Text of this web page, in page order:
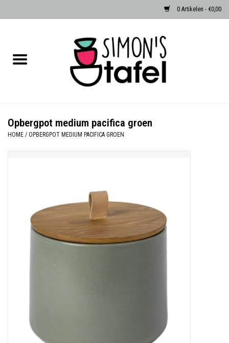
0 Artikelen - €0,00
Albast waxinehouders van Zenza
Over Simon's Tafel
Opbergpot medium pacifica groen
HOME / OPBERGPOT MEDIUM PACIFICA GROEN